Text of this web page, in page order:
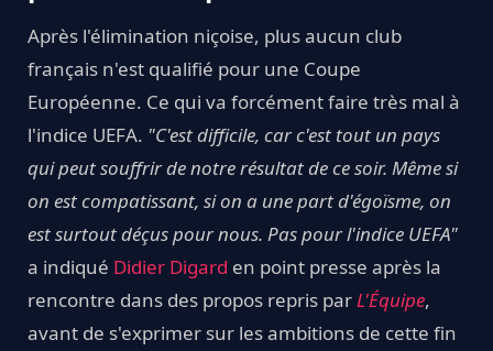
Après l'élimination niçoise, plus aucun club
français n'est qualifié pour une Coupe
Européenne. Ce qui va forcément faire très mal à
l'indice UEFA. "C'est difficile, car c'est tout un pays
qui peut souffrir de notre résultat de ce soir. Même si
on est compatissant, si on a une part d'égoïsme, on
est surtout déçus pour nous. Pas pour l'indice UEFA"
a indiqué Didier Digard en point presse après la
rencontre dans des propos repris parL'Équipe,
avant de s'exprimer sur les ambitions de cette fin